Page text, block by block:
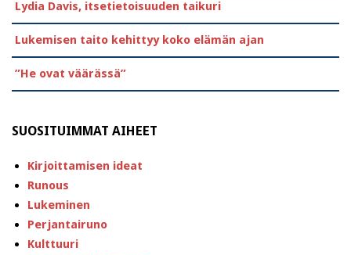
Lydia Davis, itsetietoisuuden taikuri
Lukemisen taito kehittyy koko elämän ajan
”He ovat väärässä”
SUOSITUIMMAT AIHEET
Kirjoittamisen ideat
Runous
Lukeminen
Perjantairuno
Kulttuuri